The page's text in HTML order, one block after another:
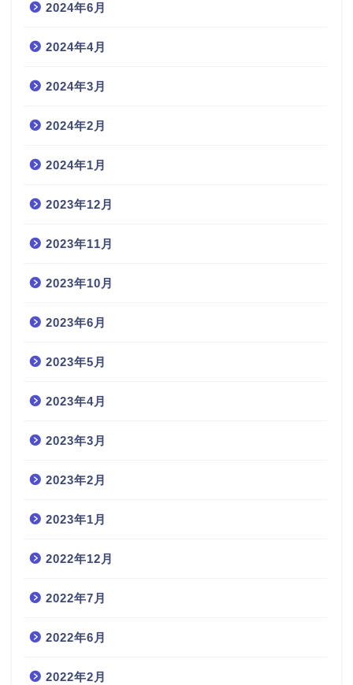
2024年6月
2024年4月
2024年3月
2024年2月
2024年1月
2023年12月
2023年11月
2023年10月
2023年6月
2023年5月
2023年4月
2023年3月
2023年2月
2023年1月
2022年12月
2022年7月
2022年6月
2022年2月